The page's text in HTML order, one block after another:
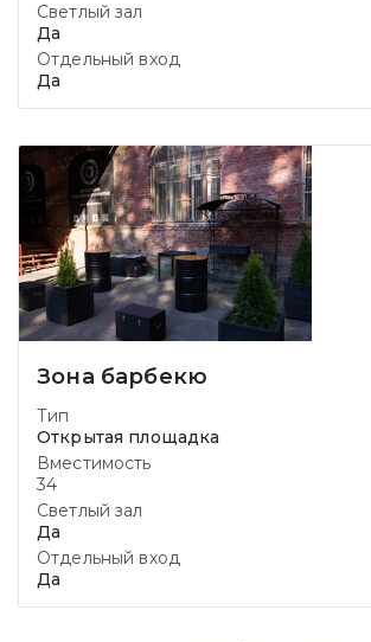
Светлый зал
Да
Отдельный вход
Да
Зона барбекю
Тип
Открытая площадка
Вместимость
34
Светлый зал
Да
Отдельный вход
Да